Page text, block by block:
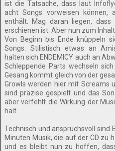
ist die Tatsache, dass laut
acht Songs vorweisen können,
enthält. Mag daran liegen,
erschienen ist. Aber nun zum Inhalt.
Von Beginn bis Ende knüppeln
Songs. Stilistisch etwas an
halten sich ENDEMICY auch an
Schleppende Parts wechseln
Gesang kommt gleich von der
Growls werden hier mit Screams
sind präzise gespielt und das
aber verfehlt die Wirkung der
halt.
Technisch und anspruchsvoll sind
Minuten Musik, die auf der CD zu
und es bleibt nun zu hoffen,